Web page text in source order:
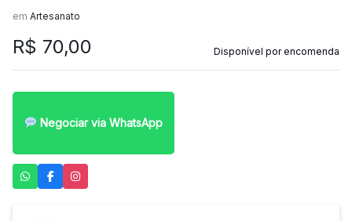
em Artesanato
R$ 70,00 Disponível por encomenda
Negociar via WhatsApp